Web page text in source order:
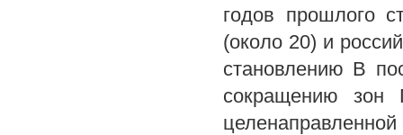
годов прошлого
(около 20) и
становлению В
сокращению зон